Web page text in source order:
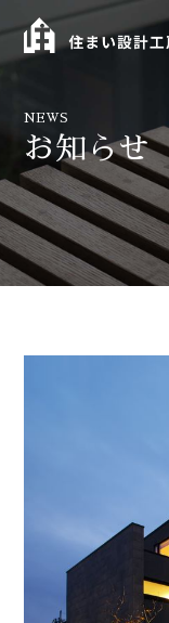
NEWS
お知らせ